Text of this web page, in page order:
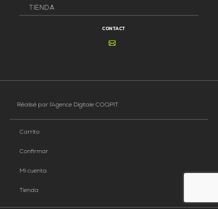
TIENDA
CONTACT
Réalisé par l’Agence Digitale COQPIT
Carrito
Confirmar
Mi cuenta
Tienda